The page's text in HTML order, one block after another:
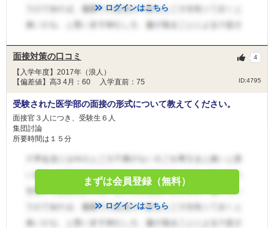
ログインはこちら
面接対策の口コミ
【入学年度】2017年（浪人）
【偏差値】高3 4月：60 入学直前：75
ID:4795
4
受験された医学部の面接の形式について教えてください。
面接官３人につき、受験生６人
集団討論
所要時間は１５分
まずは会員登録（無料）
ログインはこちら